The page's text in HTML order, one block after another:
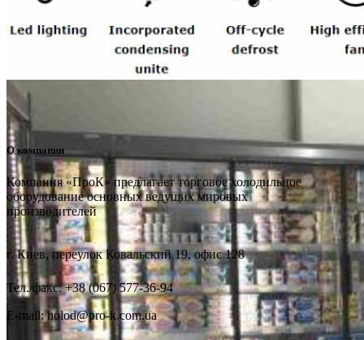
О компании
Компания «ПроК» предлагает торговое холодильное
оборудование основных ведущих мировых
производителей
г. Киев, переулок Ковальский 19, офис 128
Тел./факс: +38 (067) 577-36-94
E-mail: holod@pro-k.com.ua